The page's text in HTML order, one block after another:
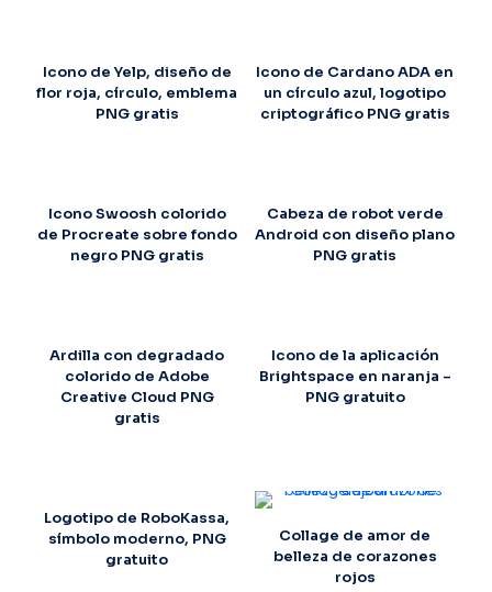
Icono de Yelp, diseño de
flor roja, círculo, emblema
PNG gratis
Icono de Cardano ADA en
un círculo azul, logotipo
criptográfico PNG gratis
Icono Swoosh colorido
de Procreate sobre fondo
negro PNG gratis
Cabeza de robot verde
Android con diseño plano
PNG gratis
Ardilla con degradado
colorido de Adobe
Creative Cloud PNG
gratis
Icono de la aplicación
Brightspace en naranja –
PNG gratuito
Logotipo de RoboKassa,
símbolo moderno, PNG
gratuito
Collage de amor de
belleza de corazones
rojos